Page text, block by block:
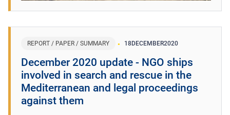
REPORT / PAPER / SUMMARY 18DECEMBER2020
December 2020 update - NGO ships
involved in search and rescue in the
Mediterranean and legal proceedings
against them